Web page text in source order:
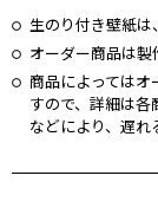
生のり付き壁紙は
オーダー商品は製
商品によっては
すので、詳細は
などにより、遅れ